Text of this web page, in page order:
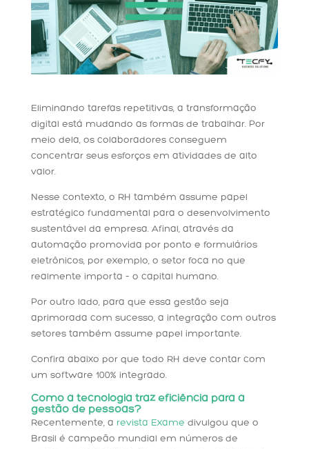
Eliminando tarefas repetitivas, a transformação
digital está mudando as formas de trabalhar. Por
meio dela, os colaboradores conseguem
concentrar seus esforços em atividades de alto
valor.
Nesse contexto, o RH também assume papel
estratégico fundamental para o desenvolvimento
sustentável da empresa. Afinal, através da
automação promovida por ponto e formulários
eletrônicos, por exemplo, o setor foca no que
realmente importa – o capital humano.
Por outro lado, para que essa gestão seja
aprimorada com sucesso, a integração com outros
setores também assume papel importante.
Confira abaixo por que todo RH deve contar com
um software 100% integrado.
Como a tecnologia traz eficiência para a
gestão de pessoas?
Recentemente, a revista Exame divulgou que o
Brasil é campeão mundial em números de